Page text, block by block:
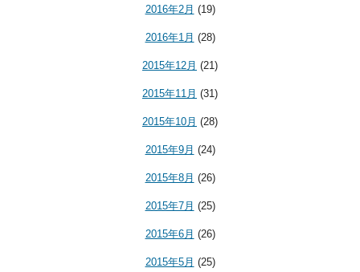
2016年2月 (19)
2016年1月 (28)
2015年12月 (21)
2015年11月 (31)
2015年10月 (28)
2015年9月 (24)
2015年8月 (26)
2015年7月 (25)
2015年6月 (26)
2015年5月 (25)